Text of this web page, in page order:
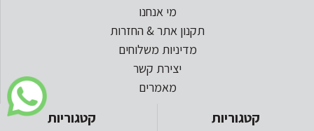
מי אנחנו
תקנון אתר & החזרות
מדיניות משלוחים
יצירת קשר
מאמרים
קטגוריות קטגוריות